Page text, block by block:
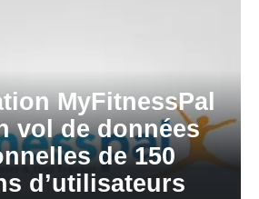
MyFitnessPal
vol de données
de 150
d’utilisateurs